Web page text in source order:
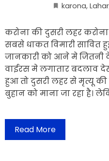
karona, Lahar
करोना की दुसरी लहर
सबसे धाकत विमारी सावित
जानकारी को आने मे जितनी
वाईरस मे लगातार बदलाव
हुआ तो दुसरी लहर से मृत्यू की
बुहान को माना जा रहा है।
Read More